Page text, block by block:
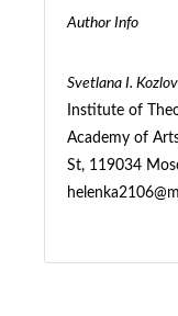
Author Info
Svetlana I.
Institute of
Academy of
St, 119034